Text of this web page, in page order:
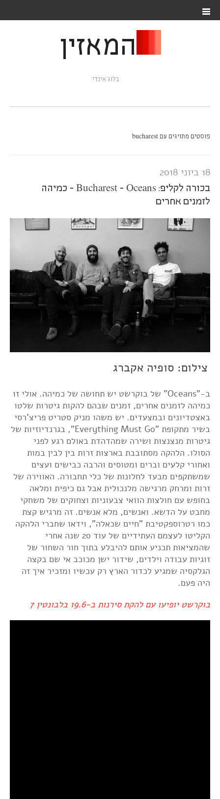
המאזין
בלוג אינדי
פוסטים מתויגים עם bucharest
18 ביוני 2018
בכורה לקליפ: Bucharest - Oceans - כמיהה
לזמנים אחרים
צילום: סופיה אקברג
ב-"Oceans" של בוקרשט יש תחושה של כמיהה. אולי זו
כמיהה לזמנים אחרים, זמנים שבהם להקות גיטרות שלטו
באצטדיונים ובמצעדים. יש משהו מניק סטריט פריצ'רסי
בשיר מתקופת "Everything Must Go", בגרנדיוזיות של
גיטרות מנצנצות ושירה שמהדהדת באולם רגע לפני
הסולו. הלהקה מסתובבת בארצות זרות בין לבין במות
ואחורי קלעים וברים ומטוסים והרבה כבישים ועצים
שמשתקפים מבעד לחלונות של כלי תחבורה. האווירה של
זרות ומרחק מרגישה מלנכולית אבל גם כיפית ומלאה
בחופש עם חולצות הוואי צבעוניות וצחוקים של משחקי
מחבט על הדשא. ואנשים, מלא אנשים. זה מרגיש קצת
כמו רטרוספקטיבת "חיים שכאלה", וידאו שחברי הלהקה
הקליטו לעצמם העתידיים של עוד 20 שנה אחרי
שהמציאות תכניע אותם להיבלע בתוך חור השחור של
זוגיות עבודה וילדים, שידור ישן מכוכב אי שם בקצה
הגלקסיה שמגיע לכדור הארץ רק עכשיו ומזכיר איך זה
היה פעם.
בוקרשט יופיעו עם להקת סירנות ב-19.6 בלבונטין 7